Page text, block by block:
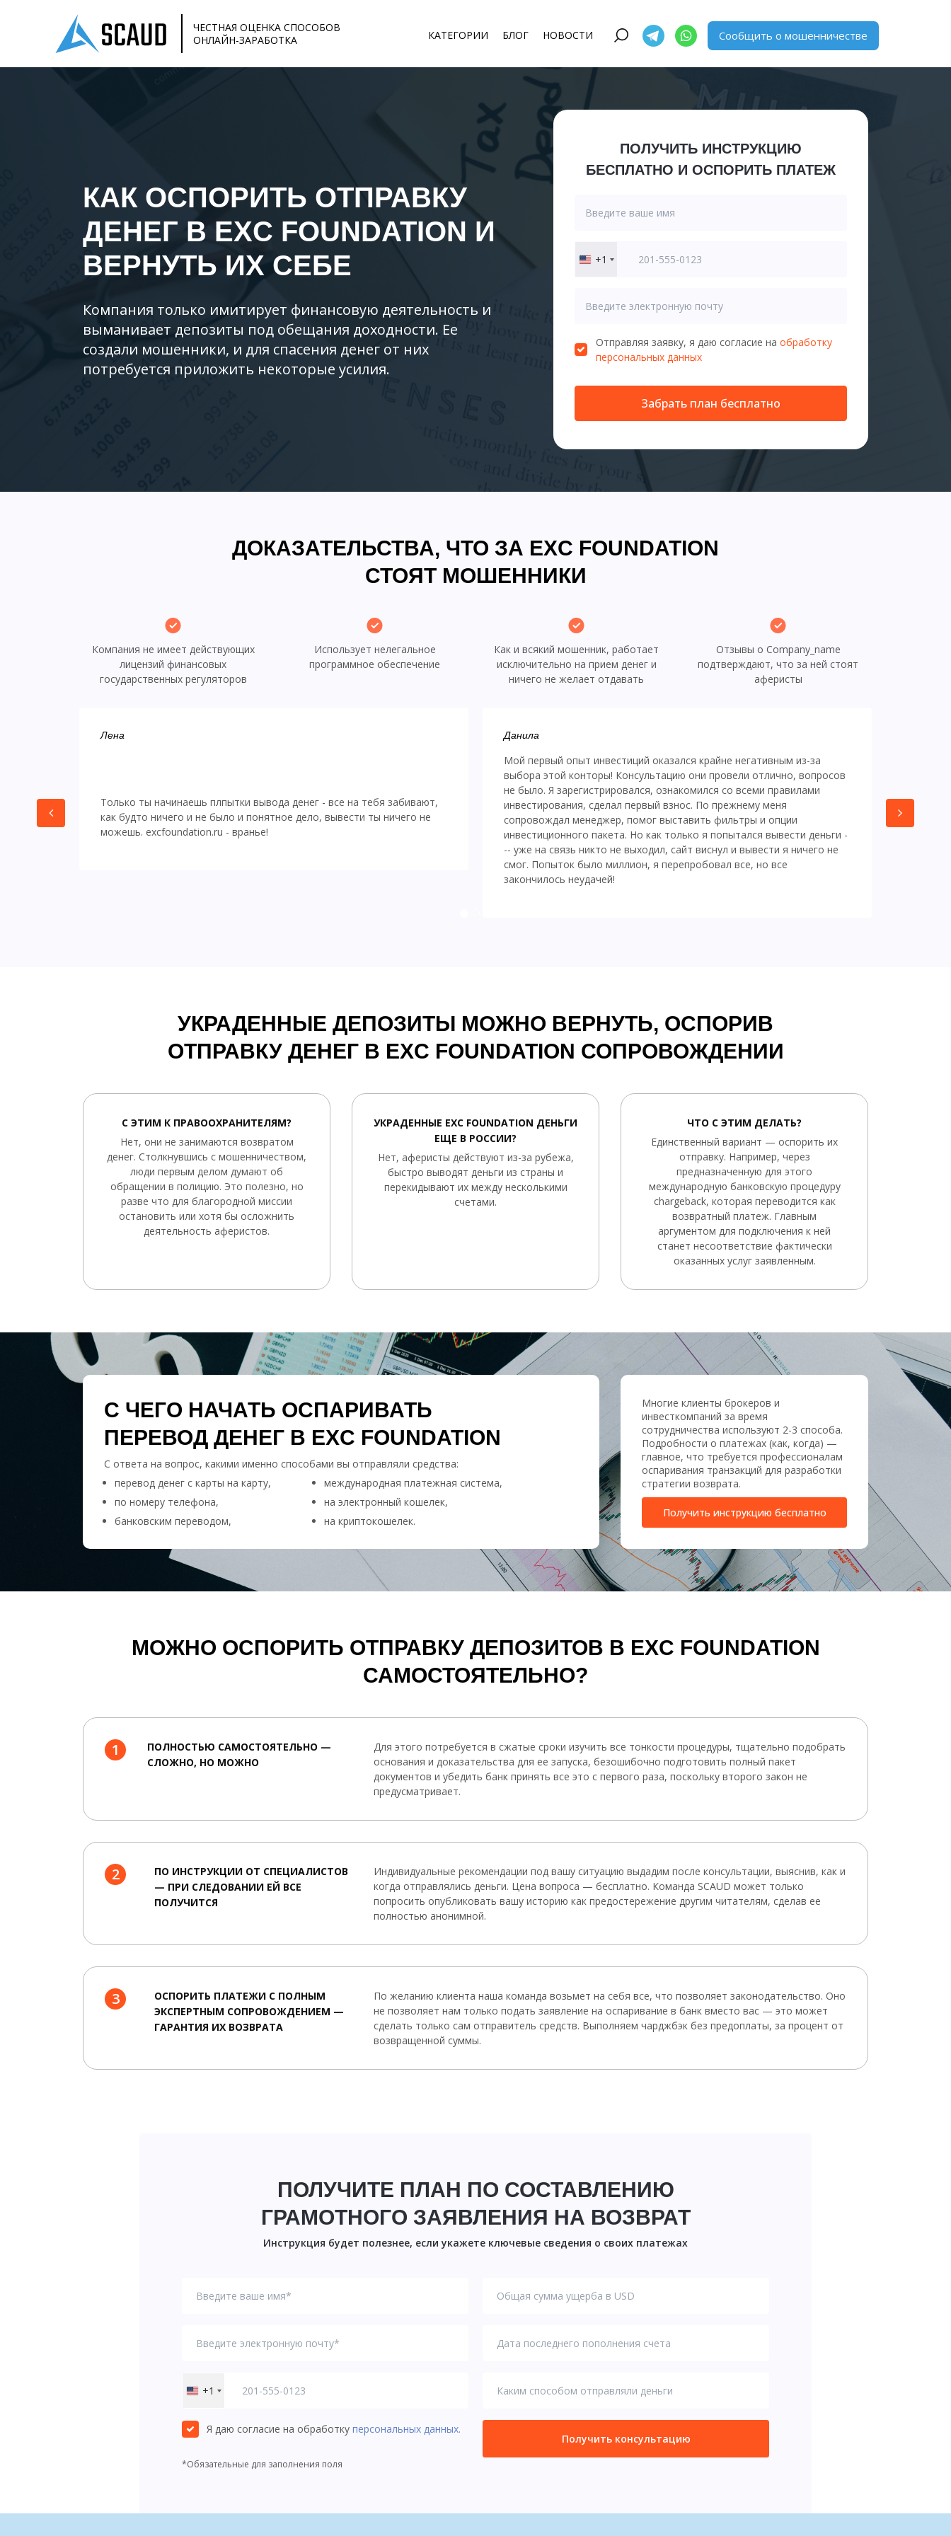
ЧЕСТНАЯ ОЦЕНКА СПОСОБОВ
ОНЛАЙН-ЗАРАБОТКА
КАТЕГОРИИ БЛОГ НОВОСТИ Сообщить о мошенничестве
КАК ОСПОРИТЬ ОТПРАВКУ
ДЕНЕГ В EXC FOUNDATION И
ВЕРНУТЬ ИХ СЕБЕ
Компания только имитирует финансовую деятельность и
выманивает депозиты под обещания доходности. Ее
создали мошенники, и для спасения денег от них
потребуется приложить некоторые усилия.
ПОЛУЧИТЬ ИНСТРУКЦИЮ
БЕСПЛАТНО И ОСПОРИТЬ ПЛАТЕЖ
United
+1
Отправляя заявку, я даю согласие на обработку
персональных данных
Забрать план бесплатно
ДОКАЗАТЕЛЬСТВА, ЧТО ЗА EXC FOUNDATION
СТОЯТ МОШЕННИКИ
Компания не имеет действующих
лицензий финансовых
государственных регуляторов
Использует нелегальное
программное обеспечение
Как и всякий мошенник, работает
исключительно на прием денег и
ничего не желает отдавать
Отзывы о Company_name
подтверждают, что за ней стоят
аферисты
Лена
Только ты начинаешь плпытки вывода денег - все на тебя забивают,
как будто ничего и не было и понятное дело, вывести ты ничего не
можешь. excfoundation.ru - вранье!
Данила
Мой первый опыт инвестиций оказался крайне негативным из-за
выбора этой конторы! Консультацию они провели отлично, вопросов
не было. Я зарегистрировался, ознакомился со всеми правилами
инвестирования, сделал первый взнос. По прежнему меня
сопровождал менеджер, помог выставить фильтры и опции
инвестиционного пакета. Но как только я попытался вывести деньги -
-- уже на связь никто не выходил, сайт виснул и вывести я ничего не
смог. Попыток было миллион, я перепробовал все, но все
закончилось неудачей!
УКРАДЕННЫЕ ДЕПОЗИТЫ МОЖНО ВЕРНУТЬ, ОСПОРИВ
ОТПРАВКУ ДЕНЕГ В EXC FOUNDATION СОПРОВОЖДЕНИИ
С ЭТИМ К ПРАВООХРАНИТЕЛЯМ?
Нет, они не занимаются возвратом
денег. Столкнувшись с мошенничеством,
люди первым делом думают об
обращении в полицию. Это полезно, но
разве что для благородной миссии
остановить или хотя бы осложнить
деятельность аферистов.
УКРАДЕННЫЕ EXC FOUNDATION ДЕНЬГИ
ЕЩЕ В РОССИИ?
Нет, аферисты действуют из-за рубежа,
быстро выводят деньги из страны и
перекидывают их между несколькими
счетами.
ЧТО С ЭТИМ ДЕЛАТЬ?
Единственный вариант — оспорить их
отправку. Например, через
предназначенную для этого
международную банковскую процедуру
chargeback, которая переводится как
возвратный платеж. Главным
аргументом для подключения к ней
станет несоответствие фактически
оказанных услуг заявленным.
С ЧЕГО НАЧАТЬ ОСПАРИВАТЬ
ПЕРЕВОД ДЕНЕГ В EXC FOUNDATION
С ответа на вопрос, какими именно способами вы отправляли средства:
перевод денег с карты на карту,
по номеру телефона,
банковским переводом,
международная платежная система,
на электронный кошелек,
на криптокошелек.
Многие клиенты брокеров и
инвесткомпаний за время
сотрудничества используют 2-3 способа.
Подробности о платежах (как, когда) —
главное, что требуется профессионалам
оспаривания транзакций для разработки
стратегии возврата.
Получить инструкцию бесплатно
МОЖНО ОСПОРИТЬ ОТПРАВКУ ДЕПОЗИТОВ В EXC FOUNDATION
САМОСТОЯТЕЛЬНО?
1
ПОЛНОСТЬЮ САМОСТОЯТЕЛЬНО —
СЛОЖНО, НО МОЖНО
Для этого потребуется в сжатые сроки изучить все тонкости процедуры, тщательно подобрать
основания и доказательства для ее запуска, безошибочно подготовить полный пакет
документов и убедить банк принять все это с первого раза, поскольку второго закон не
предусматривает.
2
ПО ИНСТРУКЦИИ ОТ СПЕЦИАЛИСТОВ
— ПРИ СЛЕДОВАНИИ ЕЙ ВСЕ
ПОЛУЧИТСЯ
Индивидуальные рекомендации под вашу ситуацию выдадим после консультации, выяснив, как и
когда отправлялись деньги. Цена вопроса — бесплатно. Команда SCAUD может только
попросить опубликовать вашу историю как предостережение другим читателям, сделав ее
полностью анонимной.
3
ОСПОРИТЬ ПЛАТЕЖИ С ПОЛНЫМ
ЭКСПЕРТНЫМ СОПРОВОЖДЕНИЕМ —
ГАРАНТИЯ ИХ ВОЗВРАТА
По желанию клиента наша команда возьмет на себя все, что позволяет законодательство. Оно
не позволяет нам только подать заявление на оспаривание в банк вместо вас — это может
сделать только сам отправитель средств. Выполняем чарджбэк без предоплаты, за процент от
возвращенной суммы.
ПОЛУЧИТЕ ПЛАН ПО СОСТАВЛЕНИЮ
ГРАМОТНОГО ЗАЯВЛЕНИЯ НА ВОЗВРАТ
Инструкция будет полезнее, если укажете ключевые сведения о своих платежах
United
+1
+1
Я даю согласие на обработку персональных данных.
Получить консультацию
*Обязательные для заполнения поля